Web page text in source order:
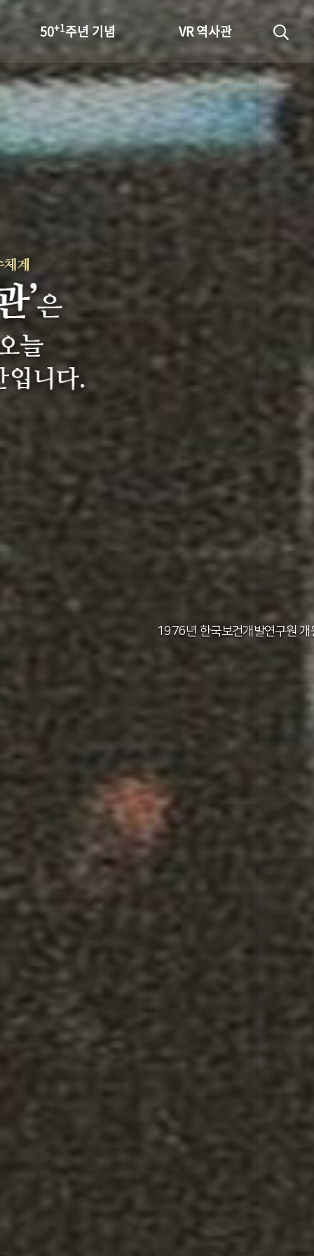
50+1주년 기념
성과 50선
숫자로 보는 50년
50
주년 광장
세계와 함께 한 KIHASA
VR 역사관
1971년 가족계획연구원
1976년 한국보건개발연구원 개
1982년 한국인구보건연구원 신청사 준
2012년 한국보건사회연구원 서울 청사
2011년 한국보건사회연구원 설립 40주년
2014년 한국보건사회연구원 세종 청사